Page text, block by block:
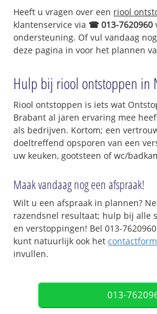
Heeft u vragen over een riool
klantenservice via ☎ 013-7620960
ondersteuning. Of vul vandaag
deze pagina in voor het plannen
Hulp bij riool ontstoppen in
Riool ontstoppen is iets wat
Brabant al jaren ervaring mee
als bedrijven. Kortom; een
doeltreffend opsporen van een
uw keuken, gootsteen of wc/
Maak vandaag nog een afspraak!
Wilt u een afspraak in plannen?
razendsnel resultaat; hulp bij alle
en verstoppingen! Bel 013-
kunt natuurlijk ook het
invullen.
013-